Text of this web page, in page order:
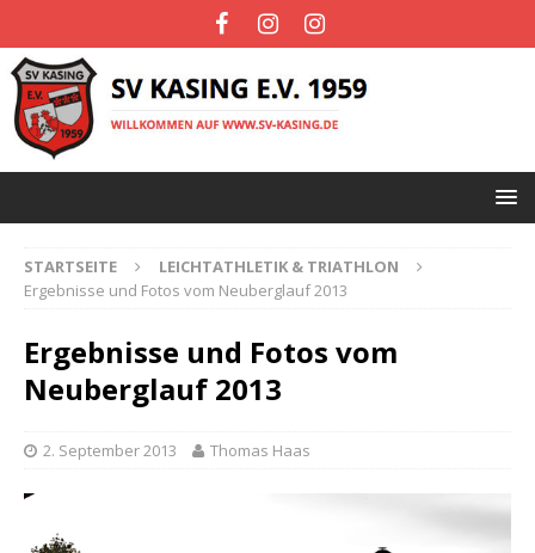
STARTSEITE
LEICHTATHLETIK & TRIATHLON
Ergebnisse und Fotos vom Neuberglauf 2013
Ergebnisse und Fotos vom
Neuberglauf 2013
2. September 2013 Thomas Haas